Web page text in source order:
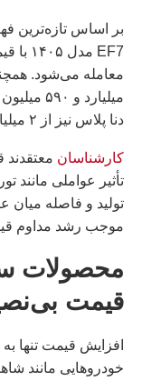
بر اساس تازه‌ترین
دنا پلاس نیز از ۲ میلیارد و ۵۰۰ میلیون تومان فراتر رفته است.
کارشناسان
تأثیر عواملی مانند
تولید و فاصله میان
موجب رشد مداوم
محصولات
قیمت
افزایش قیمت تنها